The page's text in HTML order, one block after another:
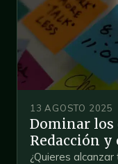
13 AGOSTO 2025
Dominar los
Redacción
¿Quieres